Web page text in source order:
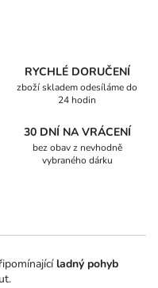
RYCHLÉ DORUČENÍ
zboží skladem odesíláme do
24 hodin
30 DNÍ NA VRÁCENÍ
bez obav z nevhodně
vybraného dárku
ladný pohyb